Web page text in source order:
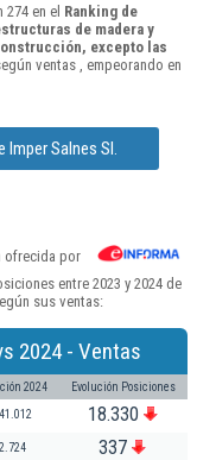
274 en el Ranking de
de madera y
excepto las
ventas , empeorando en
Salnes Sl.
ofrecida por
entre 2023 y 2024 de
sus ventas:
2024 - Ventas
2024 Evolución Posiciones
18.330
2.724 337